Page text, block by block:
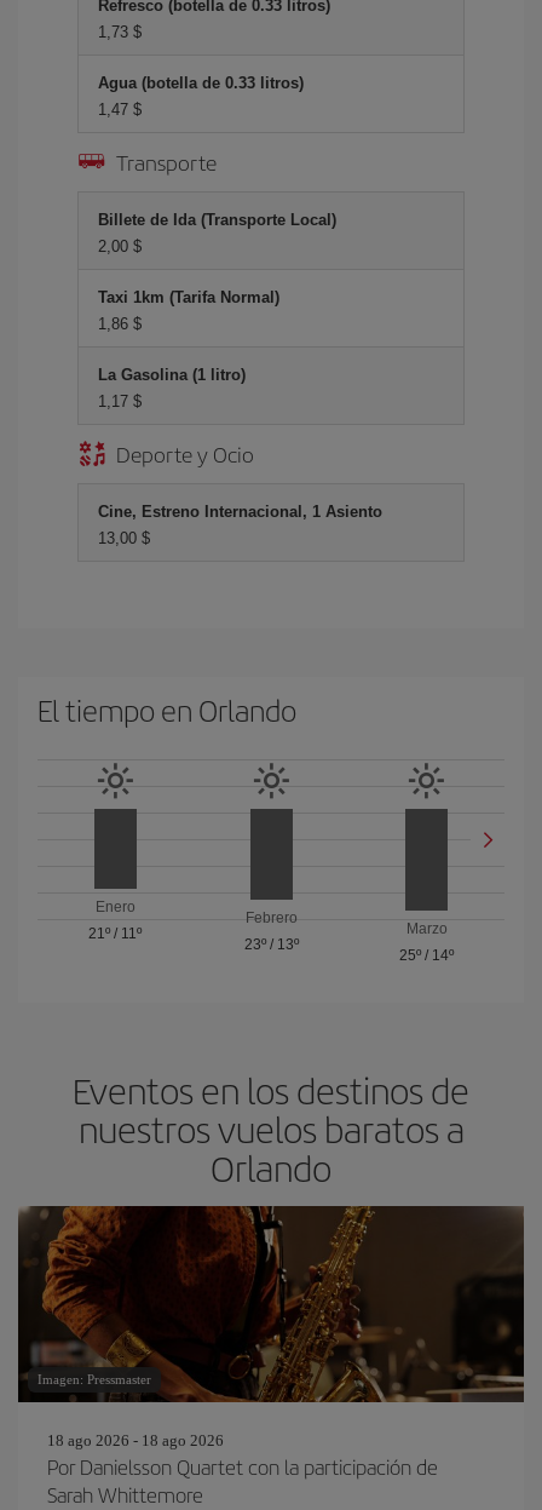
Refresco (botella de 0.33 litros)
1,73 $
Agua (botella de 0.33 litros)
1,47 $
Transporte
Billete de Ida (Transporte Local)
2,00 $
Taxi 1km (Tarifa Normal)
1,86 $
La Gasolina (1 litro)
1,17 $
Deporte y Ocio
Cine, Estreno Internacional, 1 Asiento
13,00 $
El tiempo en Orlando
Enero
21º / 11º
Febrero
23º/ 13º
Marzo
25º / 14º
Eventos en los destinos de
nuestros vuelos baratos a
Orlando
Imagen: Pressmaster
18 ago 2026 - 18 ago 2026
Por Danielsson Quartet con la participación de
Sarah Whittemore